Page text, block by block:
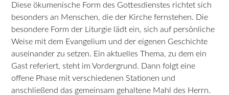
Diese ökumenische Form des Gottesdienstes richtet sich
besonders an Menschen, die der Kirche fernstehen. Die
besondere Form der Liturgie lädt ein, sich auf persönliche
Weise mit dem Evangelium und der eigenen Geschichte
auseinander zu setzen. Ein aktuelles Thema, zu dem ein
Gast referiert, steht im Vordergrund. Dann folgt eine
offene Phase mit verschiedenen Stationen und
anschließend das gemeinsam gehaltene Mahl des Herrn.